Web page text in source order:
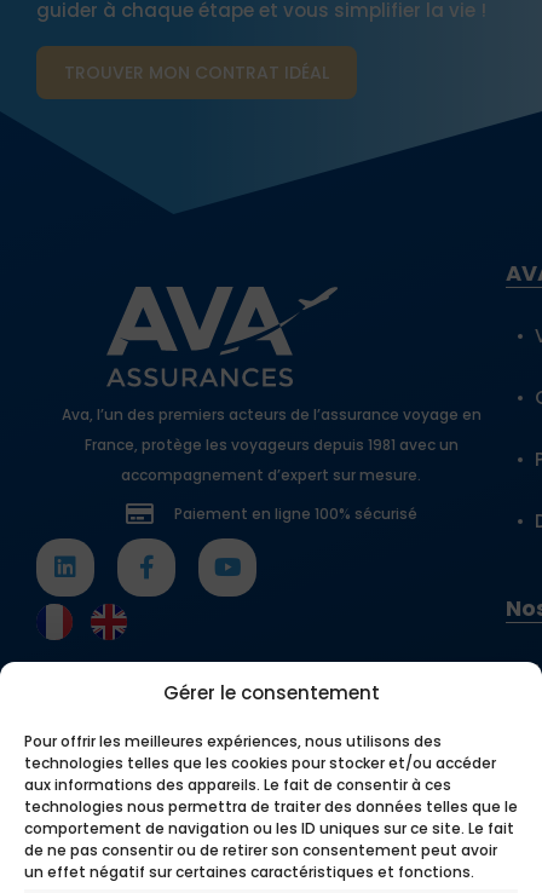
Gérer le consentement
Pour offrir les meilleures expériences, nous utilisons des
technologies telles que les cookies pour stocker et/ou accéder
aux informations des appareils. Le fait de consentir à ces
technologies nous permettra de traiter des données telles que le
comportement de navigation ou les ID uniques sur ce site. Le fait
de ne pas consentir ou de retirer son consentement peut avoir
un effet négatif sur certaines caractéristiques et fonctions.
guider à chaque étape et vous simplifier la vie !
TROUVER MON CONTRAT​ IDÉAL
Ava, l’un des premiers acteurs de l’assurance voyage en
France, protège les voyageurs depuis 1981 avec un
accompagnement d’expert sur mesure.
Paiement en ligne 100% sécurisé